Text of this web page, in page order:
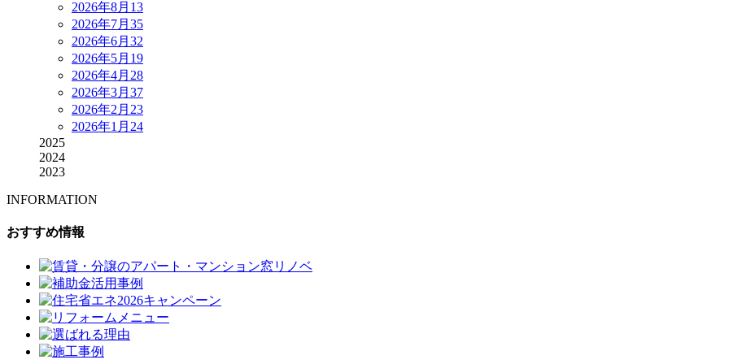
2026年8月 13
2026年7月 35
2026年6月 32
2026年5月 19
2026年4月 28
2026年3月 37
2026年2月 23
2026年1月 24
2025
2024
2023
INFORMATION
おすすめ情報